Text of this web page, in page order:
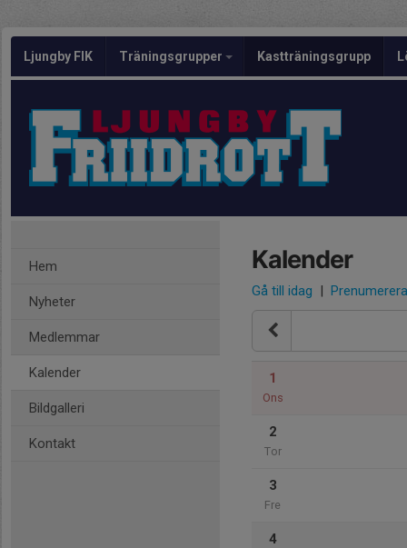
Ljungby FIK Träningsgrupper Kastträningsgrupp
Hem
Nyheter
Medlemmar
Kalender
Bildgalleri
Kontakt
Kalender
Gå till idag | Prenumerera
1
Ons
2
Tor
3
Fre
4